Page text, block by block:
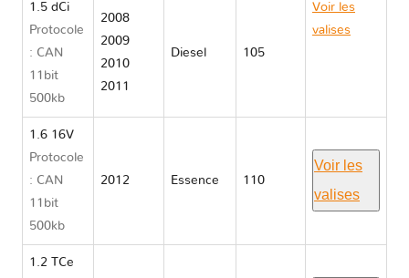
1.5 dCi
Protocole
: CAN
11bit
500kb
2008
2009
2010
2011
Diesel 105
Voir les
valises
1.6 16V
Protocole
: CAN
11bit
500kb
2012 Essence 110
Voir les
valises
1.2 TCe